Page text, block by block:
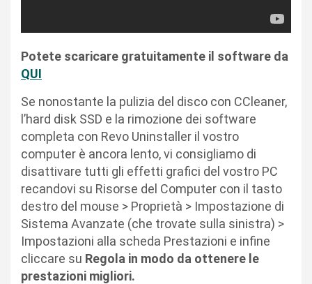
Potete scaricare gratuitamente il software da
QUI
Se nonostante la pulizia del disco con CCleaner,
l’hard disk SSD e la rimozione dei software
completa con Revo Uninstaller il vostro
computer è ancora lento, vi consigliamo di
disattivare tutti gli effetti grafici del vostro PC
recandovi su Risorse del Computer con il tasto
destro del mouse > Proprietà > Impostazione di
Sistema Avanzate (che trovate sulla sinistra) >
Impostazioni alla scheda Prestazioni e infine
cliccare su Regola in modo da ottenere le
prestazioni migliori.